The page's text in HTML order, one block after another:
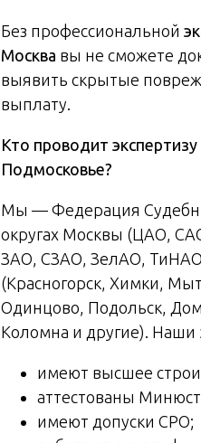
Без профессиональной
Москва вы не сможете
выявить скрытые
выплату.
Кто проводит
Подмосковье?
Мы — Федерация
округах Москвы (ЦАО,
ЗАО, СЗАО, ЗелАО,
(Красногорск, Химки,
Одинцово, Подольск,
Коломна и другие). Наши
имеют высшее
аттестованы
имеют допуски СРО;